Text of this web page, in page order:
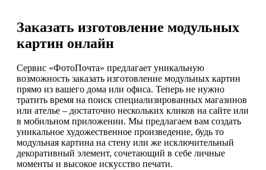
Заказать изготовление модульных
картин онлайн
Сервис «ФотоПочта» предлагает уникальную
возможность заказать изготовление модульных картин
прямо из вашего дома или офиса. Теперь не нужно
тратить время на поиск специализированных магазинов
или ателье – достаточно нескольких кликов на сайте или
в мобильном приложении. Мы предлагаем вам создать
уникальное художественное произведение, будь то
модульная картина на стену или же исключительный
декоративный элемент, сочетающий в себе личные
моменты и высокое искусство печати.